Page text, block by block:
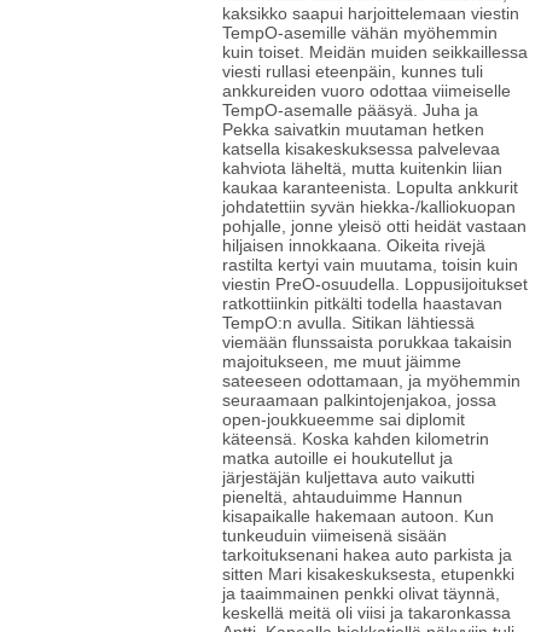
kaksikko saapui harjoittelemaan viestin
TempO-asemille vähän myöhemmin
kuin toiset. Meidän muiden seikkaillessa
viesti rullasi eteenpäin, kunnes tuli
ankkureiden vuoro odottaa viimeiselle
TempO-asemalle pääsyä. Juha ja
Pekka saivatkin muutaman hetken
katsella kisakeskuksessa palvelevaa
kahviota läheltä, mutta kuitenkin liian
kaukaa karanteenista. Lopulta ankkurit
johdatettiin syvän hiekka-/kalliokuopan
pohjalle, jonne yleisö otti heidät vastaan
hiljaisen innokkaana. Oikeita rivejä
rastilta kertyi vain muutama, toisin kuin
viestin PreO-osuudella. Loppusijoitukset
ratkottiinkin pitkälti todella haastavan
TempO:n avulla. Sitikan lähtiessä
viemään flunssaista porukkaa takaisin
majoitukseen, me muut jäimme
sateeseen odottamaan, ja myöhemmin
seuraamaan palkintojenjakoa, jossa
open-joukkueemme sai diplomit
käteensä. Koska kahden kilometrin
matka autoille ei houkutellut ja
järjestäjän kuljettava auto vaikutti
pieneltä, ahtauduimme Hannun
kisapaikalle hakemaan autoon. Kun
tunkeuduin viimeisenä sisään
tarkoituksenani hakea auto parkista ja
sitten Mari kisakeskuksesta, etupenkki
ja taaimmainen penkki olivat täynnä,
keskellä meitä oli viisi ja takaronkassa